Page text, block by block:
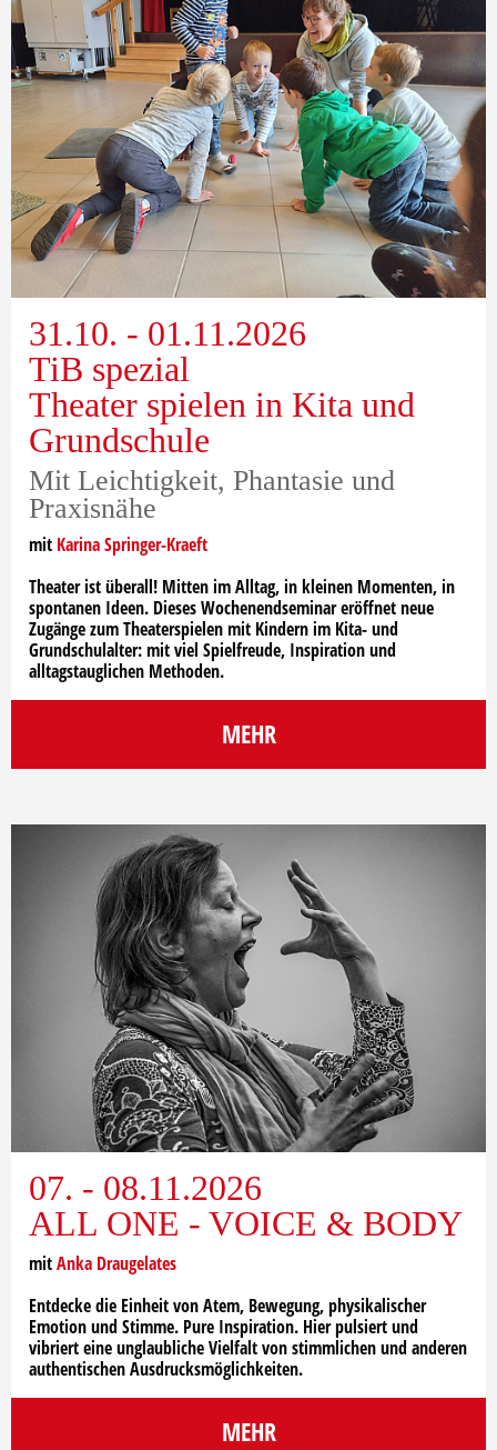
31.10. - 01.11.2026
TiB spezial
Theater spielen in Kita und
Grundschule
Mit Leichtigkeit, Phantasie und
Praxisnähe
mit Karina Springer-Kraeft
Theater ist überall! Mitten im Alltag, in kleinen Momenten, in
spontanen Ideen. Dieses Wochenendseminar eröffnet neue
Zugänge zum Theaterspielen mit Kindern im Kita- und
Grundschulalter: mit viel Spielfreude, Inspiration und
alltagstauglichen Methoden.
MEHR
07. - 08.11.2026
ALL ONE - VOICE & BODY
mitAnka Draugelates
Entdecke die Einheit von Atem, Bewegung, physikalischer
Emotion und Stimme. Pure Inspiration. Hier pulsiert und
vibriert eine unglaubliche Vielfalt von stimmlichen und anderen
authentischen Ausdrucksmöglichkeiten.
MEHR